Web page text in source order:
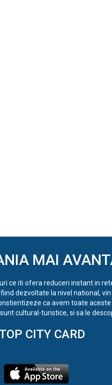
MAI
ce iti ofera reduceri instant in
dezvoltate la nivel national,
ca avem toate
cultural-turistice, si sa le
CITY CARD